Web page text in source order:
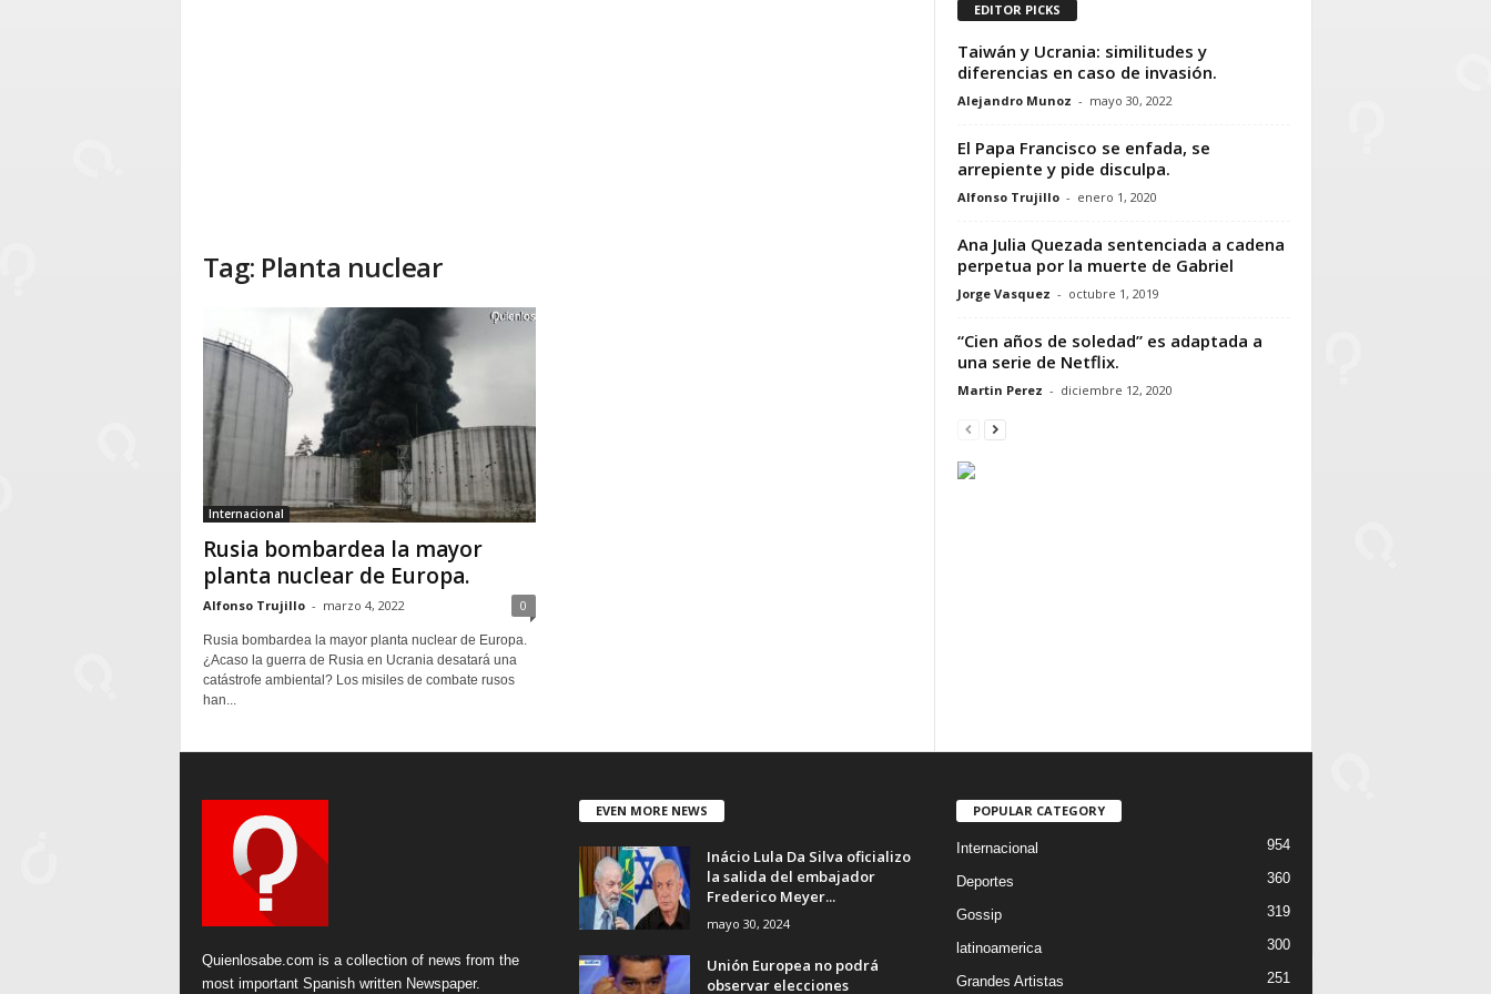
Tag: Planta nuclear
Internacional
Rusia bombardea la mayor
planta nuclear de Europa.
Alfonso Trujillo - marzo 4, 2022 0
Rusia bombardea la mayor planta nuclear de Europa.
¿Acaso la guerra de Rusia en Ucrania desatará una
catástrofe ambiental? Los misiles de combate rusos
han...
EDITOR PICKS
Taiwán y Ucrania: similitudes y
diferencias en caso de invasión.
Alejandro Munoz - mayo 30, 2022
El Papa Francisco se enfada, se
arrepiente y pide disculpa.
Alfonso Trujillo - enero 1, 2020
Ana Julia Quezada sentenciada a cadena
perpetua por la muerte de Gabriel
Jorge Vasquez - octubre 1, 2019
“Cien años de soledad” es adaptada a
una serie de Netflix.
Martin Perez - diciembre 12, 2020
Quienlosabe.com is a collection of news from the
most important Spanish written Newspaper.
EVEN MORE NEWS
Inácio Lula Da Silva oficializo
la salida del embajador
Frederico Meyer...
mayo 30, 2024
Unión Europea no podrá
observar elecciones
POPULAR CATEGORY
Internacional 954
Deportes 360
Gossip 319
latinoamerica 300
Grandes Artistas 251